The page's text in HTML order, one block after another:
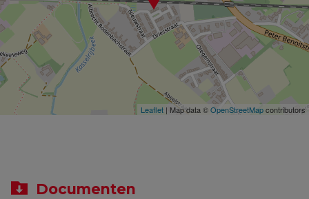
Leaflet | Map data ©OpenStreetMapcontributors
Documenten